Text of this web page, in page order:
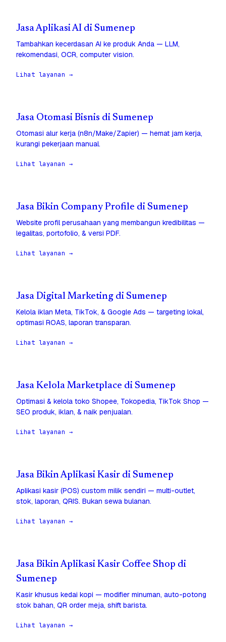
Jasa Aplikasi AI di Sumenep
Tambahkan kecerdasan AI ke produk Anda — LLM,
rekomendasi, OCR, computer vision.
Lihat layanan →
Jasa Otomasi Bisnis di Sumenep
Otomasi alur kerja (n8n/Make/Zapier) — hemat jam kerja,
kurangi pekerjaan manual.
Lihat layanan →
Jasa Bikin Company Profile di Sumenep
Website profil perusahaan yang membangun kredibilitas —
legalitas, portofolio, & versi PDF.
Lihat layanan →
Jasa Digital Marketing di Sumenep
Kelola iklan Meta, TikTok, & Google Ads — targeting lokal,
optimasi ROAS, laporan transparan.
Lihat layanan →
Jasa Kelola Marketplace di Sumenep
Optimasi & kelola toko Shopee, Tokopedia, TikTok Shop —
SEO produk, iklan, & naik penjualan.
Lihat layanan →
Jasa Bikin Aplikasi Kasir di Sumenep
Aplikasi kasir (POS) custom milik sendiri — multi-outlet,
stok, laporan, QRIS. Bukan sewa bulanan.
Lihat layanan →
Jasa Bikin Aplikasi Kasir Coffee Shop di
Sumenep
Kasir khusus kedai kopi — modifier minuman, auto-potong
stok bahan, QR order meja, shift barista.
Lihat layanan →